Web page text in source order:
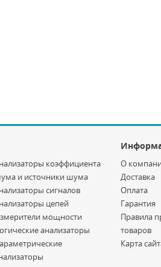
коэффициента
и источники шума
сигналов
цепей
мощности
анализаторы
О
Доставка
Оплата
Гарантия
Правила
товаров
Карта